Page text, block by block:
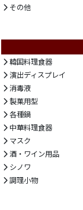
その他
韓国料理食器
演出ディスプレイ
消毒液
製菓用型
各種鍋
中華料理食器
マスク
酒・ワイン用品
シノワ
調理小物